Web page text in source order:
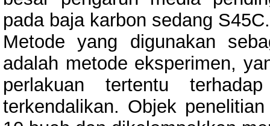
pada baja karbon sedang S45C.
Metode yang digunakan
adalah metode eksperimen,
perlakuan tertentu
terkendalikan. Objek